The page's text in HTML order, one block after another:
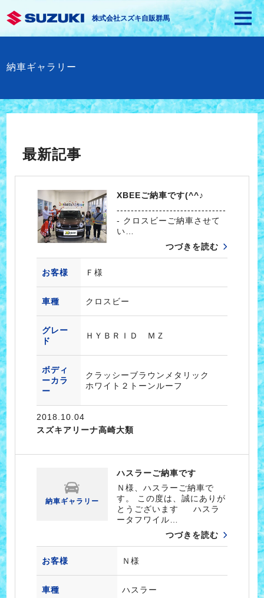
株式会社スズキ自販群馬
納車ギャラリー
最新記事
XBEEご納車です(^^♪
-------------------------------
- クロスビーご納車させて
い…
つづきを読む
お客様 Ｆ様
車種 クロスビー
グレー
ド
ＨＹＢＲＩＤ ＭＺ
ボディ
ーカラ
ー
クラッシーブラウンメタリック
ホワイト２トーンルーフ
2018.10.04
スズキアリーナ高崎大類
納車ギャラリー
ハスラーご納車です
Ｎ様、ハスラーご納車で
す。 この度は、誠にありが
とうございます ハスラ
ータフワイル…
つづきを読む
お客様 Ｎ様
車種 ハスラー